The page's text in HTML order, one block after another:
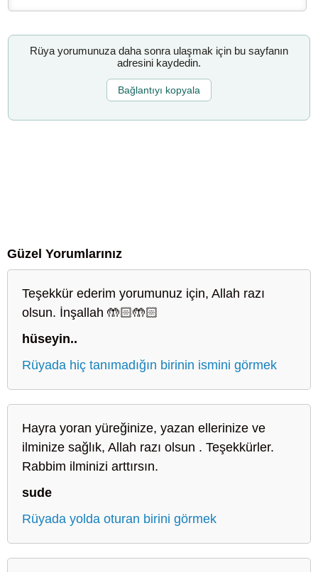
Rüya yorumunuza daha sonra ulaşmak için bu sayfanın
adresini kaydedin.
Bağlantıyı kopyala
Güzel Yorumlarınız
Teşekkür ederim yorumunuz için, Allah razı
olsun. İnşallah 🤲🏻🤲🏻
hüseyin..
Rüyada hiç tanımadığın birinin ismini görmek
Hayra yoran yüreğinize, yazan ellerinize ve
ilminize sağlık, Allah razı olsun . Teşekkürler.
Rabbim ilminizi arttırsın.
sude
Rüyada yolda oturan birini görmek